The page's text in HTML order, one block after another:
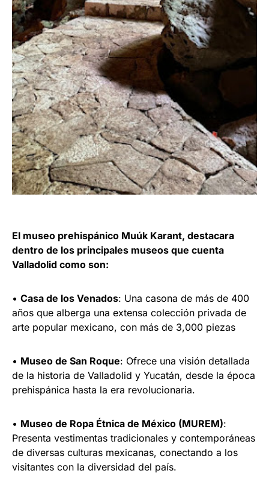
El museo prehispánico Muúk Karant, destacara
dentro de los principales museos que cuenta
Valladolid como son:
• Casa de los Venados: Una casona de más de 400
años que alberga una extensa colección privada de
arte popular mexicano, con más de 3,000 piezas
• Museo de San Roque: Ofrece una visión detallada
de la historia de Valladolid y Yucatán, desde la época
prehispánica hasta la era revolucionaria.
• Museo de Ropa Étnica de México (MUREM):
Presenta vestimentas tradicionales y contemporáneas
de diversas culturas mexicanas, conectando a los
visitantes con la diversidad del país.